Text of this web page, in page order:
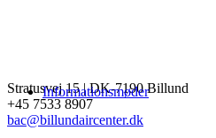
Stratusvej 15 |DK-7190 Billund
+45 7533 8907
bac@billundaircenter.dk
Informationsmøder